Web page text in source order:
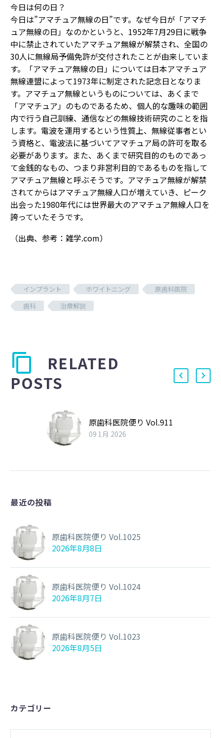
今日は何の日？
今日は”アマチュア無線の日”です。なぜ今日が「アマチ
ュア無線の日」なのかというと、1952年7月29日に戦争
中に禁止されていたアマチュア無線が解禁され、全国の
30人に無線局予備免許が交付されたことが由来していま
す。「アマチュア無線の日」については日本アマチュア
無線連盟によって1973年に制定された記念日となりま
す。アマチュア無線というものについては、あくまで
「アマチュア」のものであるため、個人的な趣味の範囲
内で行う自己訓練、通信などの無線技術研究のことを指
します。電波を運用するという性質上、無線従事者とい
う資格と、電波法に基づいてアマチュア局の許可を取る
必要があります。また、あくまで研究目的のものであっ
て金銭的なもの、つまり非営利目的であるものを指して
アマチュア無線と呼ぶそうです。アマチュア無線が解禁
されてからはアマチュア無線人口が増えていき、ピーク
出会った1980年代には世界最大のアマチュア無線人口を
誇っていたそうです。
（出典、参考：雑学.com）
インプラント ホワイトニング
原歯科医院
歯科
治療解説
RELATED
POSTS
原歯科医院便り Vol.911
09 1月 2026
最近の投稿
原歯科医院便り Vol.1025
2026年8月8日
原歯科医院便り Vol.1024
2026年8月7日
原歯科医院便り Vol.1023
2026年8月5日
カテゴリー